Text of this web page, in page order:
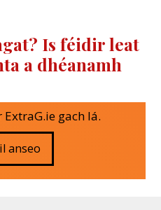
Is féidir leat
a dhéanamh
gach lá.
anseo